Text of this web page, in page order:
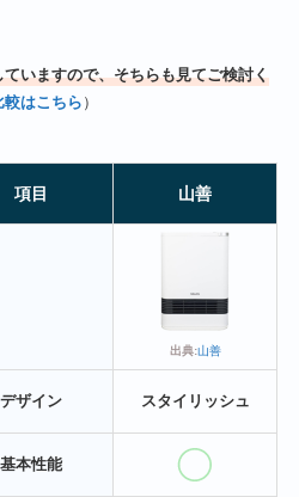
いますので、そちらも見てご検討く
はこちら ）
項目 山善
出典:山善
デザイン スタイリッシュ
基本性能